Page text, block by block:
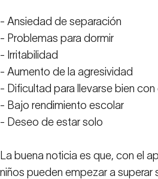
- Ansiedad de separación
- Problemas para dormir
- Irritabilidad
- Aumento de la agresividad
- Dificultad para llevarse bien
- Bajo rendimiento escolar
- Deseo de estar solo
La buena noticia es que, con el
niños pueden empezar a superar